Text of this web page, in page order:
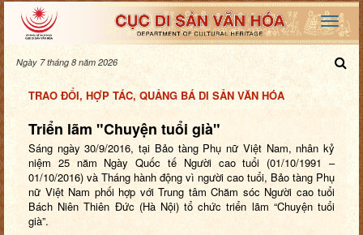
Ngày 7 tháng 8 năm 2026
TRAO ĐỔI, HỢP TÁC, QUẢNG BÁ DI SẢN VĂN HÓA
Triển lãm "Chuyện tuổi già"
Sáng ngày 30/9/2016, tại Bảo tàng Phụ nữ Việt Nam, nhân kỷ
niệm 25 năm Ngày Quốc tế Người cao tuổi (01/10/1991 –
01/10/2016) và Tháng hành động vì người cao tuổi, Bảo tàng Phụ
nữ Việt Nam phối hợp với Trung tâm Chăm sóc Người cao tuổi
Bách Niên Thiên Đức (Hà Nội) tổ chức triển lãm “Chuyện tuổi
già”.